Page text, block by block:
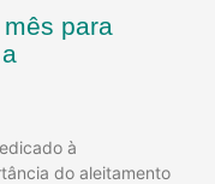
para
à
do aleitamento